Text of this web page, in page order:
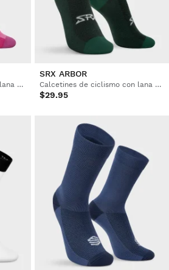
Calcetines de ciclismo con lana merino
SRX ARBOR
Calcetines de ciclismo con lana merino
$29.95